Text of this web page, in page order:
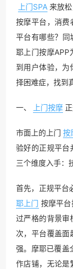
上门SPA 来放
按摩平台，消费
平台有哪些？同
耶上门按摩APP
到用户体验，为
择困难症，找到
一、 上门按摩
市面上的上门 按
验好的正规平台
三个维度入手：
首先，正规平台
耶上门 按摩平
过严格的背景审
次，平台覆盖面
强。摩耶已覆盖
作店铺，无论是